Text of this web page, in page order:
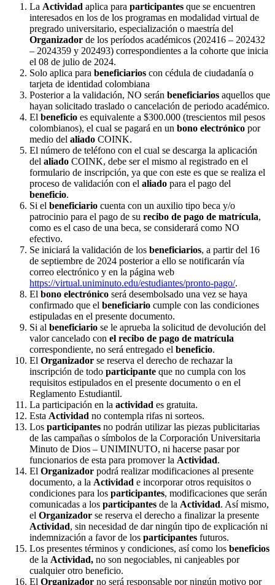
La Actividad aplica para participantes que se encuentren
interesados en los de los programas en modalidad virtual de
pregrado universitario, especialización o maestría del
Organizador de los períodos académicos (202416 – 202432
– 2024359 y 202493) correspondientes a la cohorte que inicia
el 08 de julio de 2024.
Solo aplica para beneficiarios con cédula de ciudadanía o
tarjeta de identidad colombiana
Posterior a la validación, NO serán beneficiarios aquellos que
hayan solicitado traslado o cancelación de periodo académico.
El beneficio es equivalente a $300.000 (trescientos mil pesos
colombianos), el cual se pagará en un bono electrónico por
medio del aliado COINK.
El número de teléfono con el cual se descarga la aplicación
del aliado COINK, debe ser el mismo al registrado en el
formulario de inscripción, ya que con este es que se realiza el
proceso de validación con el aliado para el pago del
beneficio.
Si el beneficiario cuenta con un auxilio tipo beca y/o
patrocinio para el pago de su recibo de pago de matrícula,
como es el caso de una beca, se considerará como NO
efectivo.
Se iniciará la validación de los beneficiarios, a partir del 16
de septiembre de 2024 posterior a ello se notificarán vía
correo electrónico y en la página web
https://virtual.uniminuto.edu/estudiantes/pronto-pago/.
El bono electrónico será desembolsado una vez se haya
confirmado que el beneficiario cumple con las condiciones
estipuladas en el presente documento.
Si al beneficiario se le aprueba la solicitud de devolución del
valor cancelado con el recibo de pago de matrícula
correspondiente, no será entregado el beneficio.
El Organizador se reserva el derecho de rechazar la
inscripción de todo participante que no cumpla con los
requisitos estipulados en el presente documento o en el
Reglamento Estudiantil.
La participación en la actividad es gratuita.
Esta Actividad no contempla rifas ni sorteos.
Los participantes no podrán utilizar las piezas publicitarias
de las campañas o símbolos de la Corporación Universitaria
Minuto de Dios – UNIMINUTO, ni hacerse pasar por
funcionarios de esta para promover la Actividad.
El Organizador podrá realizar modificaciones al presente
documento, a la Actividad e incorporar otros requisitos o
condiciones para los participantes, modificaciones que serán
comunicadas a los participantes de la Actividad. Así mismo,
el Organizador se reserva el derecho a finalizar la presente
Actividad, sin necesidad de dar ningún tipo de explicación ni
indemnización a favor de los participantes futuros.
Los presentes términos y condiciones, así como los beneficios
de la Actividad, no son negociables, ni canjeables por
cualquier otro beneficio.
El Organizador no será responsable por ningún motivo por